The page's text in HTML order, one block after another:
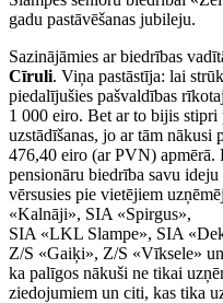
gadu pastāvēšanas jubileju.
Sazinājāmies ar biedrības
Cīruli. Viņa pastāstīja: lai
piedalījušies pašvaldības
1 000 eiro. Bet ar to bijis stipri
uzstādīšanas, jo ar tām nākusi
476,40 eiro (ar PVN) apmērā.
pensionāru biedrība savu
vērsusies pie vietējiem
«Kalnāji», SIA «Spirgus»,
SIA «LKL Slampe», SIA
Z/S «Gaiķi», Z/S «Vīksele»
ka palīgos nākuši ne tikai
ziedojumiem un citi, kas tika